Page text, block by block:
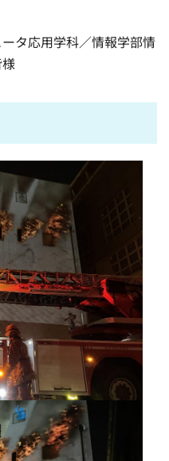
タ応用学科／情報学部情